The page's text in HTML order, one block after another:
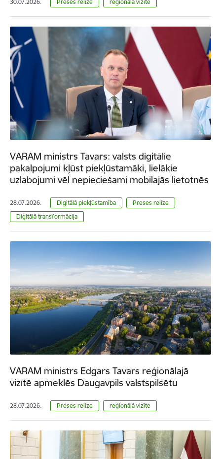
30.07.2026. Preses relīze reģionālā vizīte
VARAM ministrs Tavars: valsts digitālie
pakalpojumi kļūst piekļūstamāki, lielākie
uzlabojumi vēl nepieciešami mobilajās lietotnēs
28.07.2026. Digitālā piekļūstamība
Preses relīze
Digitālā transformācija
VARAM ministrs Edgars Tavars reģionālajā
vizītē apmeklēs Daugavpils valstspilsētu
28.07.2026. Preses relīze reģionālā vizīte